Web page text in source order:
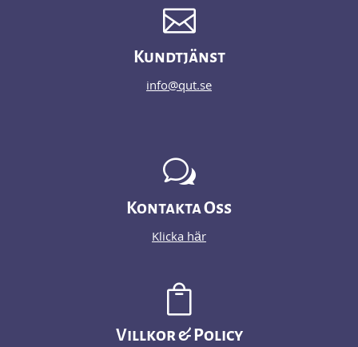

Kundtjänst
info@qut.se
w
Kontakta Oss
Klicka här

Villkor & Policy